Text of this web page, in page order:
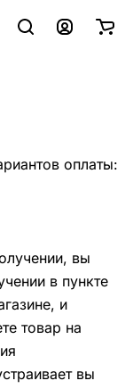
оплаты:
вы
в пункте
и
товар на
вы